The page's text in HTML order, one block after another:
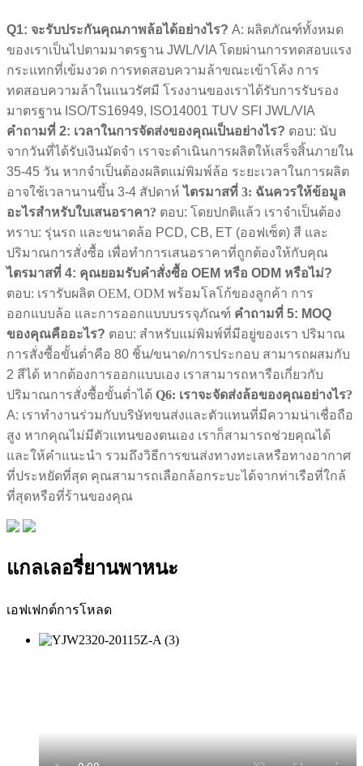
Q1: จะรับประกันคุณภาพล้อได้อย่างไร? A: ผลิตภัณฑ์ทั้งหมด
ของเราเป็นไปตามมาตรฐาน JWL/VIA โดยผ่านการทดสอบแรง
กระแทกที่เข้มงวด การทดสอบความล้าขณะเข้าโค้ง การ
ทดสอบความล้าในแนวรัศมี โรงงานของเราได้รับการรับรอง
มาตรฐาน ISO/TS16949, ISO14001 TUV SFI JWL/VIA
คำถามที่ 2: เวลาในการจัดส่งของคุณเป็นอย่างไร? ตอบ: นับ
จากวันที่ได้รับเงินมัดจำ เราจะดำเนินการผลิตให้เสร็จสิ้นภายใน
35-45 วัน หากจำเป็นต้องผลิตแม่พิมพ์ล้อ ระยะเวลาในการผลิต
อาจใช้เวลานานขึ้น 3-4 สัปดาห์ ไตรมาสที่ 3: ฉันควรให้ข้อมูล
อะไรสำหรับใบเสนอราคา? ตอบ: โดยปกติแล้ว เราจำเป็นต้อง
ทราบ: รุ่นรถ และขนาดล้อ PCD, CB, ET (ออฟเซ็ต) สี และ
ปริมาณการสั่งซื้อ เพื่อทำการเสนอราคาที่ถูกต้องให้กับคุณ
ไตรมาสที่ 4: คุณยอมรับคำสั่งซื้อ OEM หรือ ODM หรือไม่?
ตอบ: เรารับผลิต OEM, ODM พร้อมโลโก้ของลูกค้า การ
ออกแบบล้อ และการออกแบบบรรจุภัณฑ์ คำถามที่ 5: MOQ
ของคุณคืออะไร? ตอบ: สำหรับแม่พิมพ์ที่มีอยู่ของเรา ปริมาณ
การสั่งซื้อขั้นต่ำคือ 80 ชิ้น/ขนาด/การประกอบ สามารถผสมกับ
2 สีได้ หากต้องการออกแบบเอง เราสามารถหารือเกี่ยวกับ
ปริมาณการสั่งซื้อขั้นต่ำได้ Q6: เราจะจัดส่งล้อของคุณอย่างไร?
A: เราทำงานร่วมกับบริษัทขนส่งและตัวแทนที่มีความน่าเชื่อถือ
สูง หากคุณไม่มีตัวแทนของตนเอง เราก็สามารถช่วยคุณได้
และให้คำแนะนำ รวมถึงวิธีการขนส่งทางทะเลหรือทางอากาศ
ที่ประหยัดที่สุด คุณสามารถเลือกล้อกระบะได้จากท่าเรือที่ใกล้
ที่สุดหรือที่ร้านของคุณ
แกลเลอรี่ยานพาหนะ
เอฟเฟกต์การโหลด